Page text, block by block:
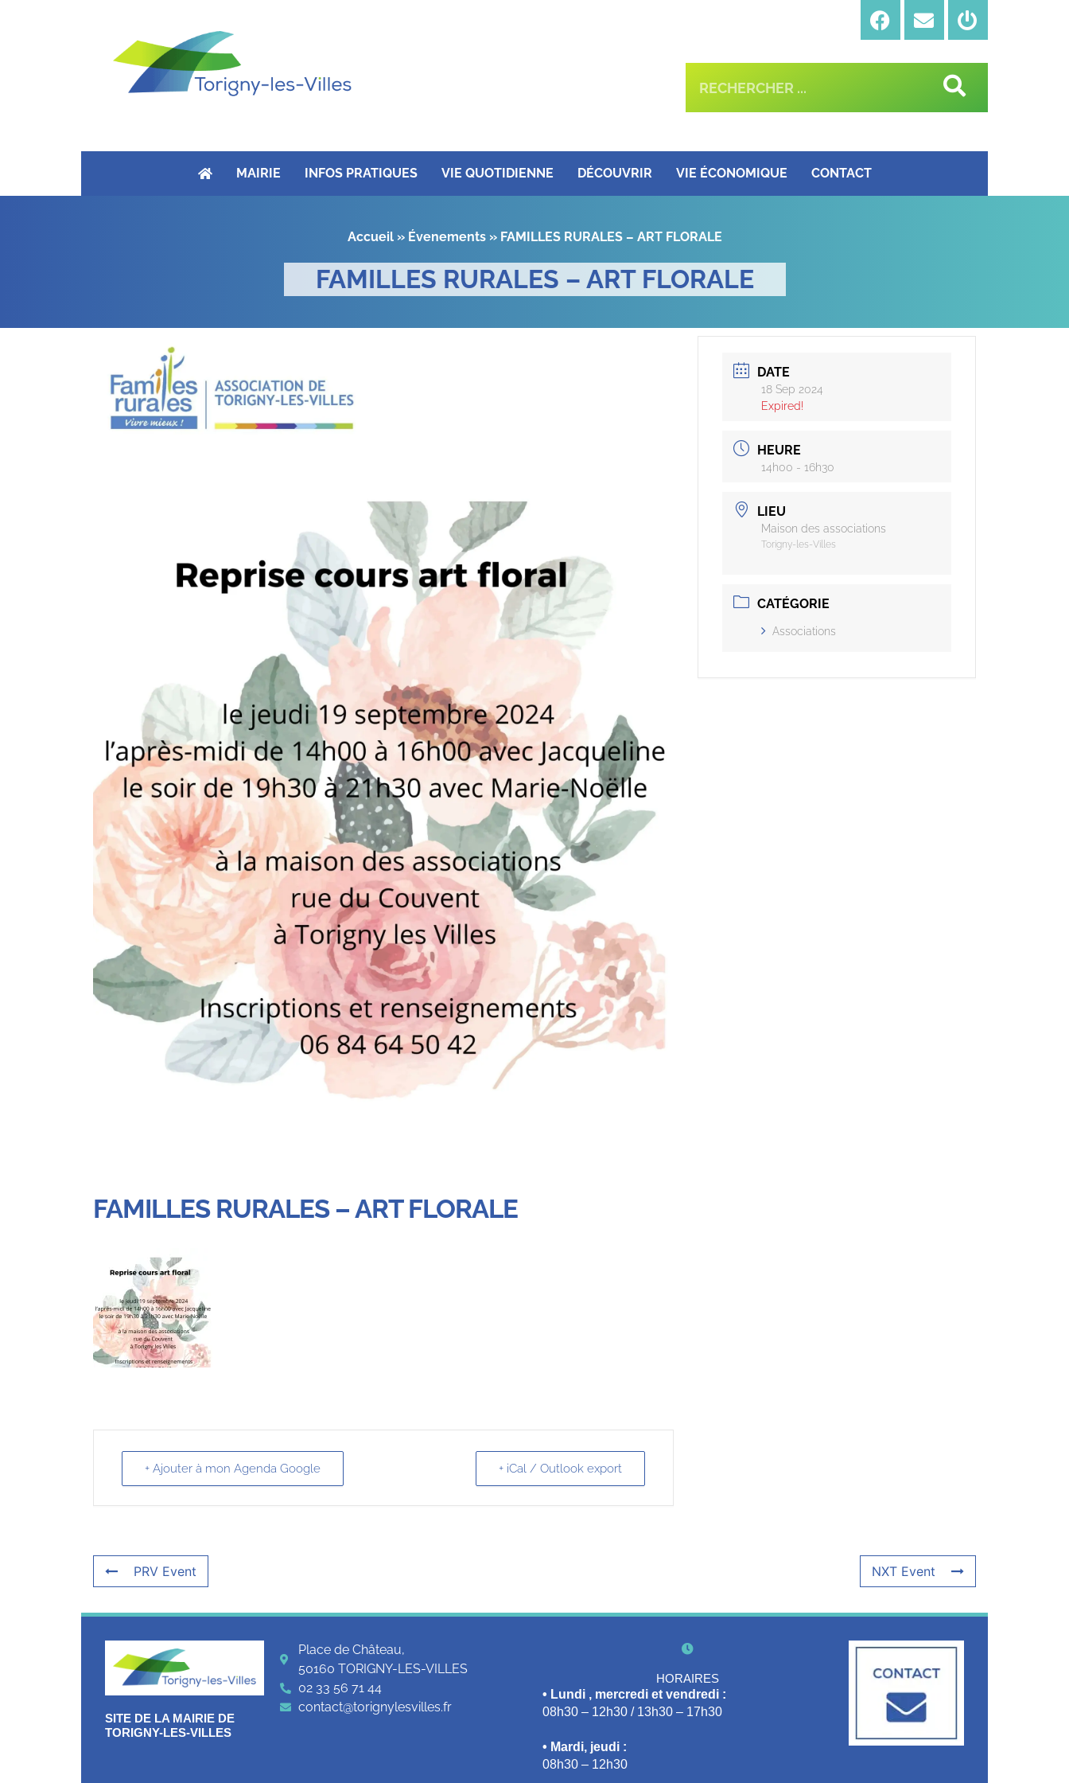
MAIRIE INFOS PRATIQUES VIE QUOTIDIENNE DÉCOUVRIR VIE ÉCONOMIQUE CONTACT
Accueil» Évenements» FAMILLES RURALES – ART FLORALE
FAMILLES RURALES – ART FLORALE
FAMILLES RURALES – ART FLORALE
+ Ajouter à mon Agenda Google + iCal / Outlook export
DATE
18 Sep 2024
Expired!
HEURE
14h00 - 16h30
LIEU
Maison des associations
Torigny-les-Villes
CATÉGORIE
Associations
PRV Event NXT Event
SITE DE LA MAIRIE DE
TORIGNY-LES-VILLES
Place de Château,
50160 TORIGNY-LES-VILLES
02 33 56 71 44
contact@torignylesvilles.fr
HORAIRES
• Lundi , mercredi et vendredi :
08h30 – 12h30 / 13h30 – 17h30
• Mardi, jeudi :
08h30 – 12h30